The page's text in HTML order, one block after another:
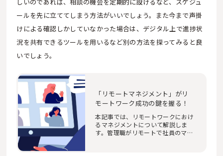
ールを先に立ててしまう方法がいいでしょう。また今まで声掛
けによる確認しかしていなかった場合は、デジタル上で進捗状
況を共有できるツールを用いるなど別の方法を探ってみると良
いでしょう。
「リモートマネジメント」がリ
モートワーク成功の鍵を握る！
本記事では、リモートワークにおけ
るマネジメントについて解説しま
す。管理職がリモートで社員のマネ